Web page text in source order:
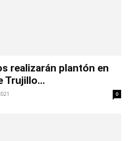
realizarán plantón en
Trujillo...
0